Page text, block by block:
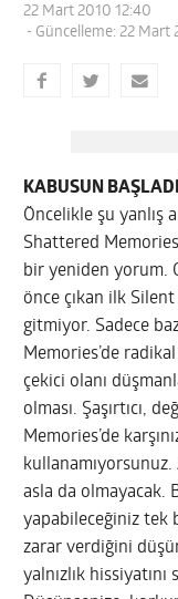
22 Mart 2010 12:40
- Güncelleme: 22 Mart
KABUSUN
Öncelikle şu yanlış
Shattered
bir yeniden yorum.
önce çıkan ilk
gitmiyor. Sadece
Memories’de
çekici olanı
olması. Şaşırtıcı,
Memories’de
kullanamıyorsunuz.
asla da olmayacak.
yapabileceğiniz tek
zarar verdiğini
yalnızlık hissiyatını